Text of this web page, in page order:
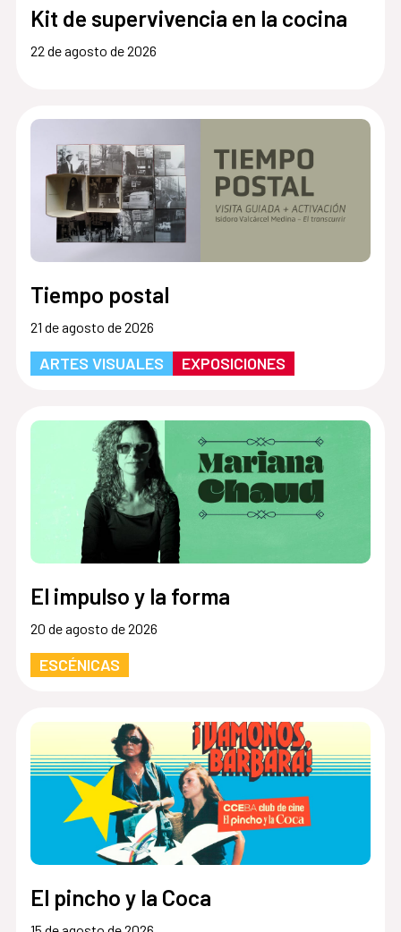
Kit de supervivencia en la cocina
22 de agosto de 2026
Tiempo postal
21 de agosto de 2026
ARTES VISUALES EXPOSICIONES
El impulso y la forma
20 de agosto de 2026
ESCÉNICAS
El pincho y la Coca